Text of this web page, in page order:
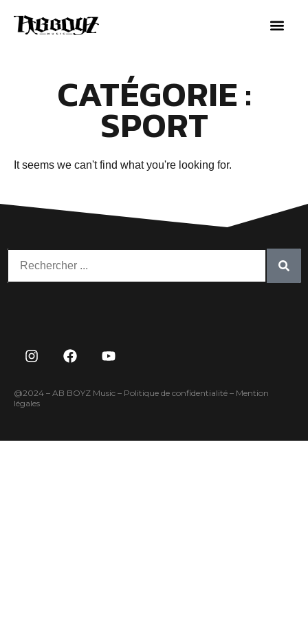
CATÉGORIE :
SPORT
It seems we can't find what you're looking for.
@2024 – AB BOYZ Music – Politique de confidentialité – Mention
légales